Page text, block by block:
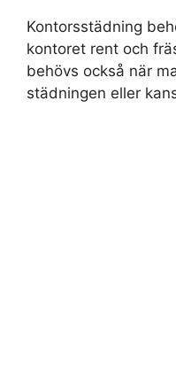
Kontorsstädning
kontoret rent och
behövs också när
städningen eller